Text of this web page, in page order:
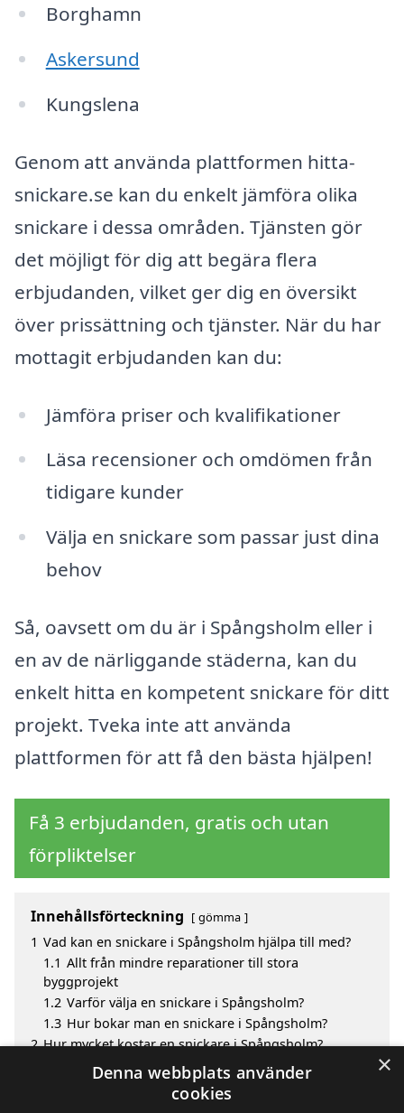
Borghamn
Askersund
Kungslena
Genom att använda plattformen hitta-
snickare.se kan du enkelt jämföra olika
snickare i dessa områden. Tjänsten gör
det möjligt för dig att begära flera
erbjudanden, vilket ger dig en översikt
över prissättning och tjänster. När du har
mottagit erbjudanden kan du:
Jämföra priser och kvalifikationer
Läsa recensioner och omdömen från
tidigare kunder
Välja en snickare som passar just dina
behov
Så, oavsett om du är i Spångsholm eller i
en av de närliggande städerna, kan du
enkelt hitta en kompetent snickare för ditt
projekt. Tveka inte att använda
plattformen för att få den bästa hjälpen!
Få 3 erbjudanden, gratis och utan
förpliktelser
Innehållsförteckning gömma
1 Vad kan en snickare i Spångsholm hjälpa till med?
1.1 Allt från mindre reparationer till stora
byggprojekt
1.2 Varför välja en snickare i Spångsholm?
1.3 Hur bokar man en snickare i Spångsholm?
2 Hur mycket kostar en snickare i Spångsholm?
Fördelar med att välja snickare i Spångsholm
Sök efter en skicklig snickare i omgivningarna kring
×
Denna webbplats använder
cookies